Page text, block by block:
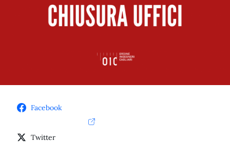
Facebook
Twitter